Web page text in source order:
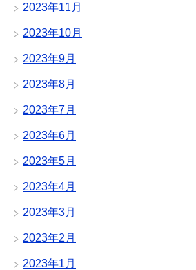
2023年11月
2023年10月
2023年9月
2023年8月
2023年7月
2023年6月
2023年5月
2023年4月
2023年3月
2023年2月
2023年1月